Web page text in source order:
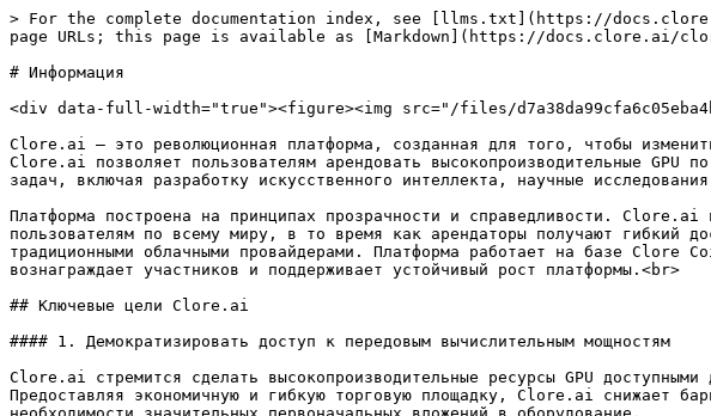
> For the complete documentation index, see [llms.txt](https://
page URLs; this page is available as [Markdown](https://docs.clore.ai/
# Информация
<div data-full-width="true"><figure><img src="/files/
Clore.ai — это революционная платформа, созданная для того, чтобы
Clore.ai позволяет пользователям арендовать высокопроизводительные GPU
задач, включая разработку искусственного интеллекта, научные
Платформа построена на принципах прозрачности и справедливости. Clore.ai
пользователям по всему миру, в то время как арендаторы получают гибкий
традиционными облачными провайдерами. Платформа работает на базе Clore
вознаграждает участников и поддерживает устойчивый рост платформы.<br>
## Ключевые цели Clore.ai
#### 1. Демократизировать доступ к передовым вычислительным мощностям
Clore.ai стремится сделать высокопроизводительные ресурсы GPU
Предоставляя экономичную и гибкую торговую площадку, Clore.ai снижает